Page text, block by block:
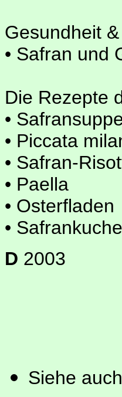
Gesundheit
• Safran und
Die Rezepte
•
• Piccata
• Safran-
• Paella
• Osterfladen
•
D 2003
Siehe auch